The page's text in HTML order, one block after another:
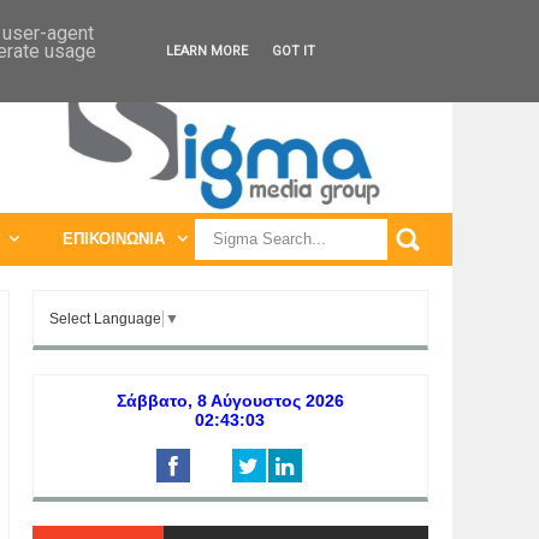
ΠΑΓΚΟΣΜΙΕΣ ΕΚΘΕΣΕΙΣ
ΕΠΙΚΟΙΝΩΝΙΑ
Select Language ▼
agent
usage LEARN MORE GOT IT